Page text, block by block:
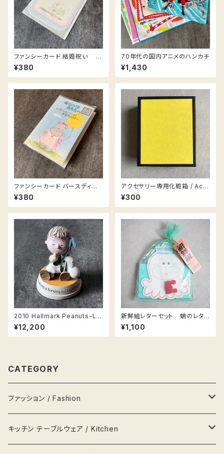
ファンシーカード 結婚祝い /
Wedding Card
¥380
70年代の国内アニメのハンカチ
¥1,430
ファンシーカード バースディカ
ード かば / Birthday card Hi
ppo
¥380
アクセサリー専用化粧箱 / Acc
essories box
¥300
2010 Hallmark Peanuts-Lin
us & Snoopy Figurine-Hap
piness is Hanging out Tog
ether
¥12,200
新鮮組レターセット 蛸のレタ
ーセット Octopus letter set
ファンシー雑貨
¥1,100
CATEGORY
ファッション / Fashion
バッグ Bags
キッチン テーブルウェア / Kitchen